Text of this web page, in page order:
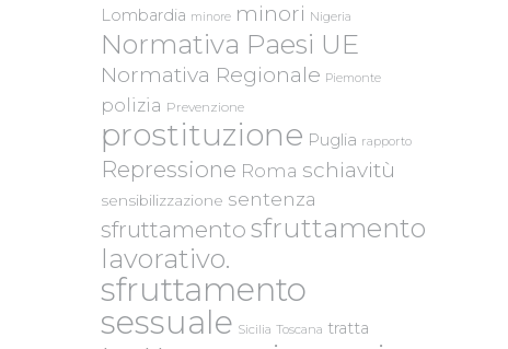
Lombardia minore minori Nigeria
Normativa Paesi UE
Normativa Regionale Piemonte
polizia Prevenzione
prostituzione Puglia rapporto
Repressione Roma schiavitù
sensibilizzazione sentenza
sfruttamento sfruttamento
lavorativo.
sfruttamento
sessuale Sicilia Toscana tratta